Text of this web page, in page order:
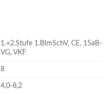
1.+2.Stufe 1.BImSchV, CE, 15aB-
VG, VKF
8
4,0-8,2